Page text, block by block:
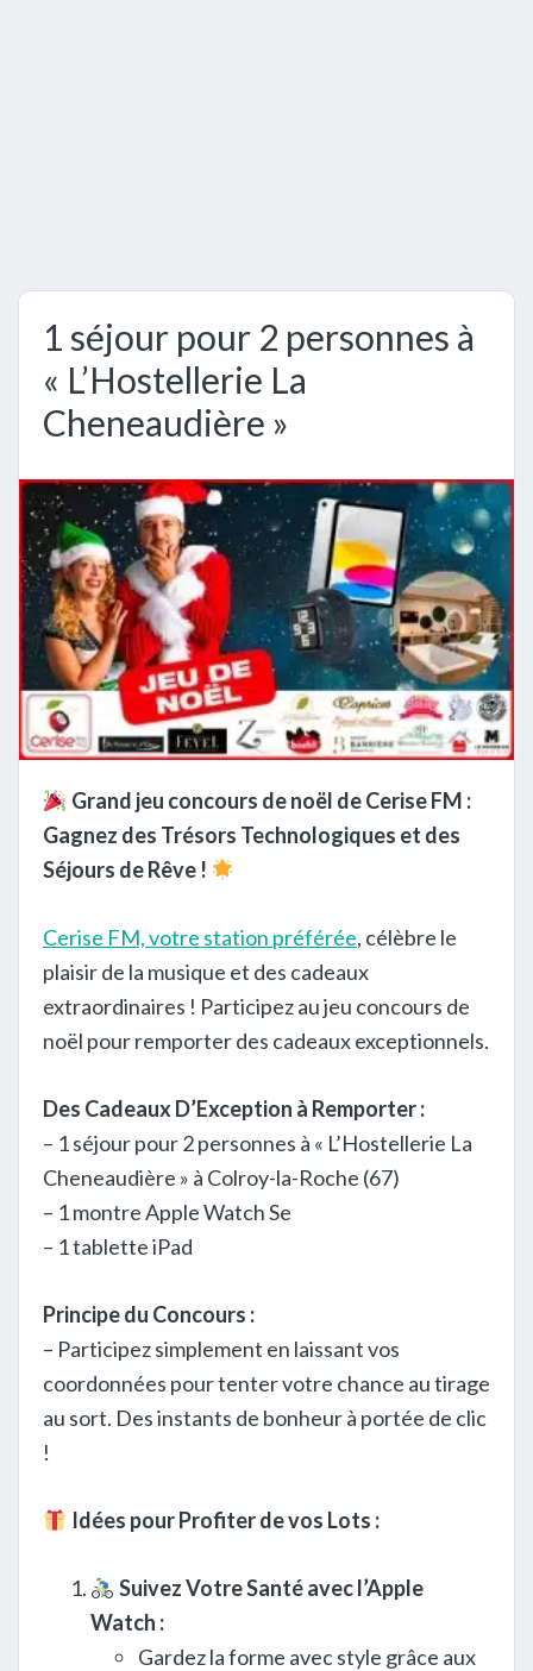
1 séjour pour 2 personnes à
« L’Hostellerie La
Cheneaudière »
Grand jeu concours de noël de Cerise FM :
Gagnez des Trésors Technologiques et des
Séjours de Rêve !
Cerise FM, votre station préférée, célèbre le
plaisir de la musique et des cadeaux
extraordinaires ! Participez au jeu concours de
noël pour remporter des cadeaux exceptionnels.
Des Cadeaux D’Exception à Remporter :
– 1 séjour pour 2 personnes à « L’Hostellerie La
Cheneaudière » à Colroy-la-Roche (67)
– 1 montre Apple Watch Se
– 1 tablette iPad
Principe du Concours :
– Participez simplement en laissant vos
coordonnées pour tenter votre chance au tirage
au sort. Des instants de bonheur à portée de clic
!
Idées pour Profiter de vos Lots :
Suivez Votre Santé avec l’Apple
Watch :
Gardez la forme avec style grâce aux